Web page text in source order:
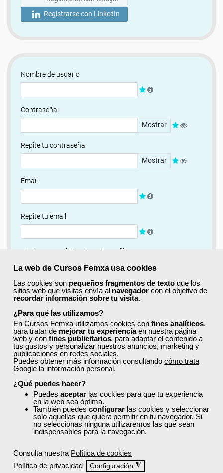
La web de Cursos Femxa usa cookies
Las cookies son pequeños fragmentos de texto que los
sitios web que visitas envía al navegador con el objetivo de
recordar información sobre tu visita.
¿Para qué las utilizamos?
En Cursos Femxa utilizamos cookies con fines analíticos,
para tratar de mejorar tu experienciaen nuestra página
web y con fines publicitarios, para adaptar el contenido a
tus gustos y personalizar nuestros anuncios, marketing y
publicaciones en redes sociales.
Puedes obtener más información consultando cómo trata
Google la información personal.
¿Qué puedes hacer?
Puedes aceptar las cookies para que tu experiencia
en la web sea óptima.
También puedes configurar las cookies y seleccionar
solo aquellas que quiera permitir en tu navegador. Si
no seleccionas ninguna utilizaremos las que sean
indispensables para la navegación.
Consulta nuestra Política de cookies
Política de privacidad
Configuración ◮
Registrarse con LinkedIn
Nombre de usuario
Contraseña
Mostrar
Repite tu contraseña
Mostrar
Email
Repite tu email
¿Quieres completar ahora tu perfil?
Si
No, completaré mi perfil más adelante
Newsletter
Si, quiero recibir información sobre cursos, ofertas
exclusivas y recursos para el aprendizaje.
Términos y condiciones
He leído y acepto la Política de Privacidad
Registrarse
Quiénes Somos:
Especialistas en consultoría y formación para el empleo
Nuestro objetivo diario es, única y exclusivamente, ayudarte a
conseguir tus metas profesionales ofreciéndote los mejores